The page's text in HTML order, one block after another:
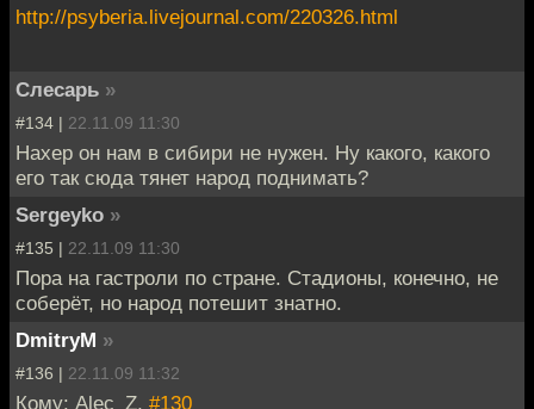
http://psyberia.livejournal.com/220326.html
Слесарь »
#134 | 22.11.09 11:30
Нахер он нам в сибири не нужен. Ну какого, какого
его так сюда тянет народ поднимать?
Sergeyko »
#135 | 22.11.09 11:30
Пора на гастроли по стране. Стадионы, конечно, не
соберёт, но народ потешит знатно.
DmitryM »
#136 | 22.11.09 11:32
Кому: Alec_Z, #130